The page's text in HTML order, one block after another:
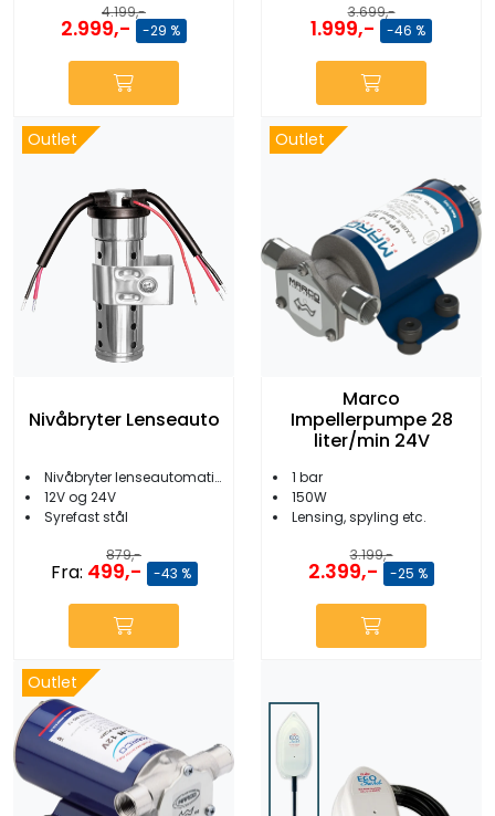
4.199,-
2.999,- -29 %
3.699,-
1.999,- -46 %
Outlet
Nivåbryter Lenseauto
Nivåbryter lenseautomatikk
12V og 24V
Syrefast stål
879,-
Fra: 499,- -43 %
Outlet
Marco
Impellerpumpe 28
liter/min 24V
1 bar
150W
Lensing, spyling etc.
3.199,-
2.399,- -25 %
Outlet